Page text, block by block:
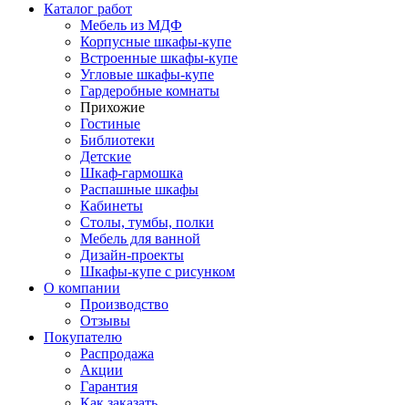
Каталог работ
Мебель из МДФ
Корпусные шкафы-купе
Встроенные шкафы-купе
Угловые шкафы-купе
Гардеробные комнаты
Прихожие
Гостиные
Библиотеки
Детские
Шкаф-гармошка
Распашные шкафы
Кабинеты
Столы, тумбы, полки
Мебель для ванной
Дизайн-проекты
Шкафы-купе с рисунком
О компании
Производство
Отзывы
Покупателю
Распродажа
Акции
Гарантия